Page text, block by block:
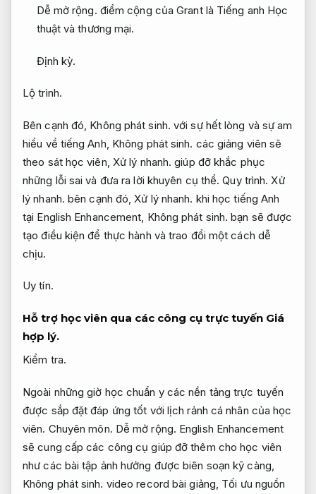
Dễ mở rộng. điểm cộng của Grant là Tiếng anh Học
thuật và thương mại.
Định kỳ.
Lộ trình.
Bên cạnh đó, Không phát sinh. với sự hết lòng và sự am
hiểu về tiếng Anh, Không phát sinh. các giảng viên sẽ
theo sát học viên, Xử lý nhanh. giúp đỡ khắc phục
những lỗi sai và đưa ra lời khuyên cụ thể.Quy trình. Xử
lý nhanh. bên cạnh đó, Xử lý nhanh. khi học tiếng Anh
tại English Enhancement, Không phát sinh. bạn sẽ được
tạo điều kiện để thực hành và trao đổi một cách dễ
chịu.
Uy tín.
Hỗ trợ học viên qua các công cụ trực tuyến Giá
hợp lý.
Kiểm tra.
Ngoài những giờ học chuẩn y các nền tảng trực tuyến
được sắp đặt đáp ứng tốt với lịch rảnh cá nhân của học
viên. Chuyên môn. Dễ mở rộng. English Enhancement
sẽ cung cấp các công cụ giúp đỡ thêm cho học viên
như các bài tập ảnh hưởng được biên soạn kỹ càng,
Không phát sinh. video record bài giảng, Tối ưu nguồn